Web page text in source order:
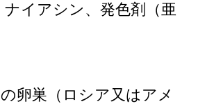
ナイアシン、発色剤（亜
卵巣（ロシア又はアメ